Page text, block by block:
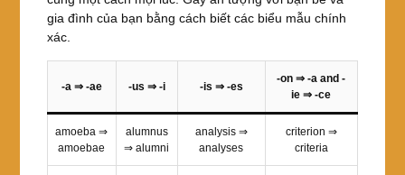
gia đình của bạn bằng cách biết các biểu mẫu chính
xác.
-a ⇒ -ae -us ⇒ -i -is ⇒ -es
-on ⇒ -a and -
ie ⇒ -ce
amoeba ⇒
amoebae
alumnus
⇒ alumni
analysis ⇒
analyses
criterion ⇒
criteria